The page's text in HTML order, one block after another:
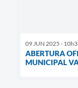
09 JUN 2025 -
ABERTURA
MUNICIPAL